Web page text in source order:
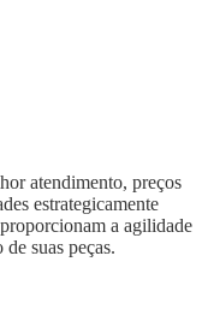
atendimento, preços
estrategicamente
a agilidade
suas peças.